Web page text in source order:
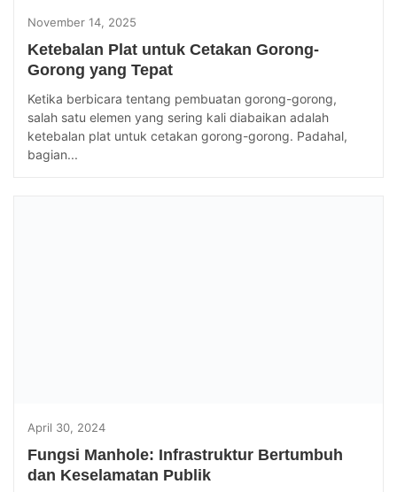
November 14, 2025
Ketebalan Plat untuk Cetakan Gorong-
Gorong yang Tepat
Ketika berbicara tentang pembuatan gorong-gorong,
salah satu elemen yang sering kali diabaikan adalah
ketebalan plat untuk cetakan gorong-gorong. Padahal,
bagian...
April 30, 2024
Fungsi Manhole: Infrastruktur Bertumbuh
dan Keselamatan Publik